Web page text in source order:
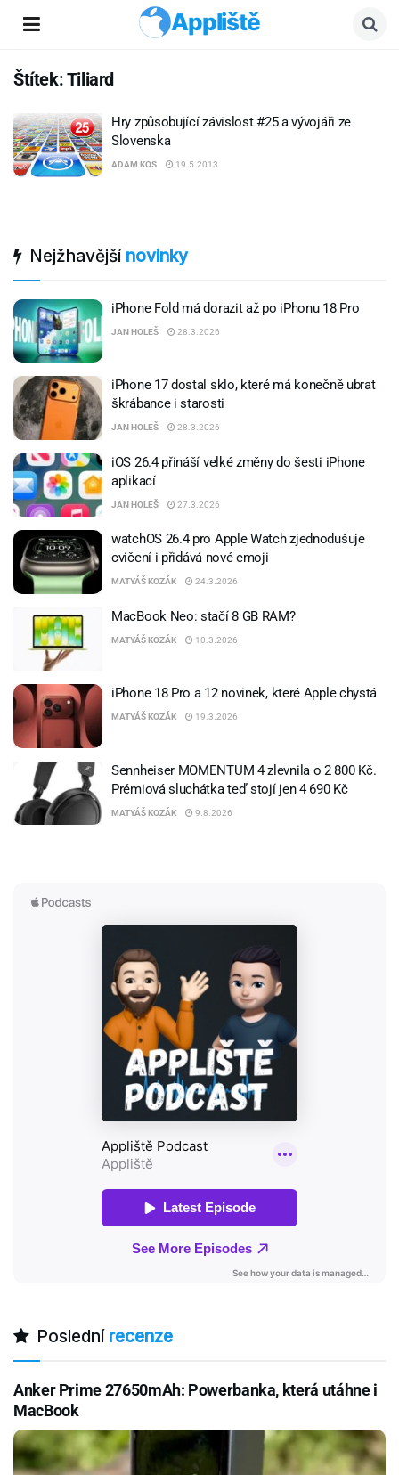
Appliště
Štítek:Tiliard
Hry způsobující závislost #25 a vývojáři ze
Slovenska
ADAM KOS 19.5.2013
Nejžhavějšínovinky
iPhone Fold má dorazit až po iPhonu 18 Pro
JAN HOLEŠ 28.3.2026
iPhone 17 dostal sklo, které má konečně ubrat
škrábance i starosti
JAN HOLEŠ 28.3.2026
iOS 26.4 přináší velké změny do šesti iPhone
aplikací
JAN HOLEŠ 27.3.2026
watchOS 26.4 pro Apple Watch zjednodušuje
cvičení i přidává nové emoji
MATYÁŠ KOZÁK 24.3.2026
MacBook Neo: stačí 8 GB RAM?
MATYÁŠ KOZÁK 10.3.2026
iPhone 18 Pro a 12 novinek, které Apple chystá
MATYÁŠ KOZÁK 19.3.2026
Sennheiser MOMENTUM 4 zlevnila o 2 800 Kč.
Prémiová sluchátka teď stojí jen 4 690 Kč
MATYÁŠ KOZÁK 9.8.2026
Poslední recenze
Anker Prime 27650mAh: Powerbanka, která utáhne i
MacBook